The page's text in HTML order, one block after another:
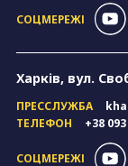
СОЦМЕРЕЖІ
Харків, вул.
ПРЕССЛУЖБА
ТЕЛЕФОН
+38
СОЦМЕРЕЖІ